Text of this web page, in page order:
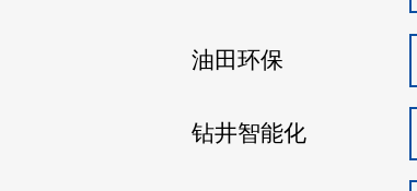
油田环保
钻井智能化